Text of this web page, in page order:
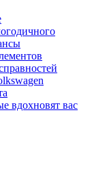
вдохновят вас